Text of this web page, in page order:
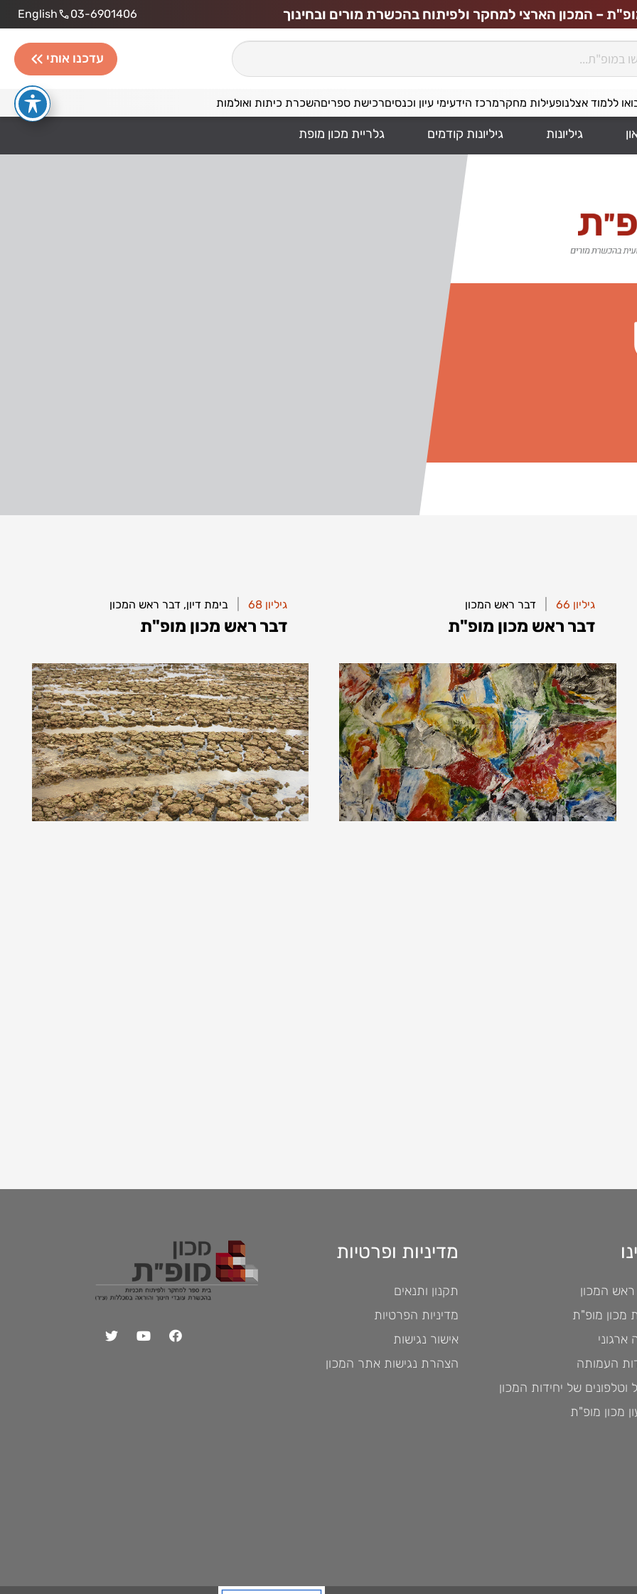
– המכון הארצי למחקר ולפיתוח בהכשרת מורים ובחינוך 03-6901406
English
עדכנו אותי
ללמוד אצלנופעילות מחקרמרכז הידעימי עיון וכנסיםרכישת ספריםהשכרת כיתות ואולמות
גיליונות גיליונות קודמים גלריית מכון מופת
גיליון 66 דבר ראש המכון
דבר ראש מכון מופ"ת
גיליון 66 דבר ראש המכון
להמשך קריאה פרופ' חן שכטר
גיליון 68 בימת דיון, דבר ראש המכון
דבר ראש מכון מופ"ת
גיליון 68 בימת דיון, דבר ראש המכון
להמשך קריאה פרופ' חן שכטר
המכון
מכון מופ"ת
ארגוני
העמותה
וטלפונים של יחידות המכון
מכון מופ"ת
מדיניות ופרטיות
תקנון ותנאים
מדיניות הפרטיות
אישור נגישות
הצהרת נגישות אתר המכון